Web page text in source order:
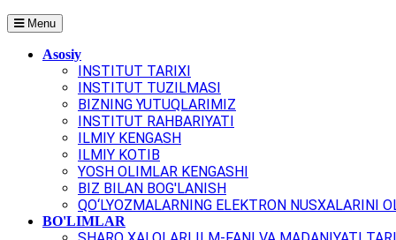
Menu
Asosiy
INSTITUT TARIXI
INSTITUT TUZILMASI
BIZNING YUTUQLARIMIZ
INSTITUT RAHBARIYATI
ILMIY KENGASH
ILMIY KOTIB
YOSH OLIMLAR KENGASHI
BIZ BILAN BOG'LANISH
QO‘LYOZMALARNING ELEKTRON NUSXALARINI
BO'LIMLAR